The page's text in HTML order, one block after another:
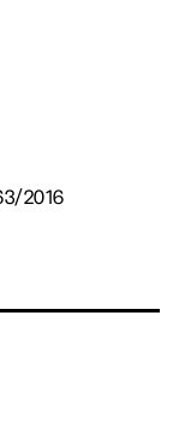
2016